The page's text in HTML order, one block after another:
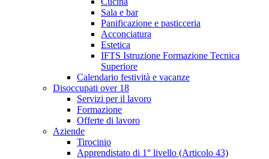
Sala e bar
Panificazione e pasticceria
Acconciatura
Estetica
IFTS Istruzione Formazione Tecnica
Superiore
Calendario festività e vacanze
Disoccupati over 18
Servizi per il lavoro
Formazione
Offerte di lavoro
Aziende
Tirocinio
Apprendistato di 1° livello (Articolo 43)